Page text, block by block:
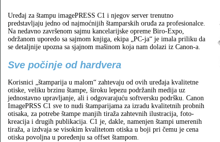
Uređaj za štampu imagePRESS C1 i njegov server trenutno
predstavljaju jedno od najmoćnijih štamparskih oruđa za profesionalce.
Na nedavno završenom sajmu kancelarijske opreme Biro-Expo,
održanom uporedo sa sajmom knjiga, ekipa „PC-ja“ je imala priliku da
se detaljnije upozna sa sjajnom mašinom koja nam dolazi iz Canon-a.
Sve počinje od hardvera
Korisnici „štamparija u malom“ zahtevaju od ovih uređaja kvalitetne
otiske, veliku brzinu štampe, široku lepezu podržanih medija uz
jednostavno upravljanje, ali i odgovarajuću softversku podršku. Canon
ImagePRSS C1 sve to nudi štamparijama za izradu kvalitetnih probnih
otisaka, za potrebe štampe manjih tiraža zahtevnih ilustracija, foto-
kreacija i drugih publikacija. C1 je, dakle, namenjen štampi umerenih
tiraža, a izdvaja se visokim kvalitetom otiska u boji pri čemu je cena
otiska povoljna u poređenju sa offset štampom.